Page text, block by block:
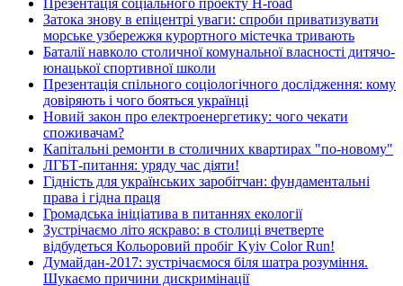
Затока знову в епіцентрі уваги: спроби приватизувати
морське узбережжя курортного містечка тривають
Баталії навколо столичної комунальної власності дитячо-
юнацької спортивної школи
Презентація спільного соціологічного дослідження: кому
довіряють і чого бояться українці
Новий закон про електроенергетику: чого чекати
споживачам?
Капітальні ремонти в столичних квартирах "по-новому"
ЛГБТ-питання: уряду час діяти!
Гідність для українських заробітчан: фундаментальні
права і гідна праця
Громадська ініціатива в питаннях екології
Зустрічаємо літо яскраво: в столиці вчетверте
відбудеться Кольоровий пробіг Kyiv Color Run!
Думайдан-2017: зустрічаємося біля шатра розуміння.
Шукаємо причини дискримінації